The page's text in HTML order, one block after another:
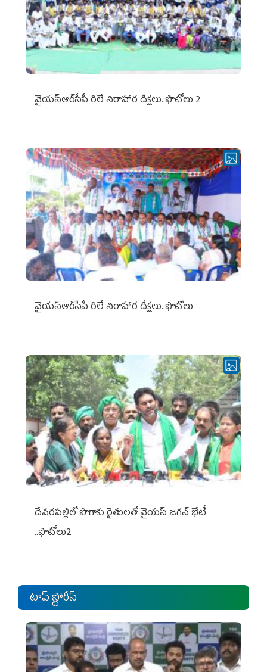
వైయ‌స్ఆర్‌సీపీ రిలే నిరాహార దీక్షలు..ఫొటోలు 2
వైయ‌స్ఆర్‌సీపీ రిలే నిరాహార దీక్షలు..ఫొటోలు
దేవరపల్లిలో పొగాకు రైతులతో వైయస్ జగన్ భేటీ
..ఫొటోలు2
టాప్ స్టోరీస్